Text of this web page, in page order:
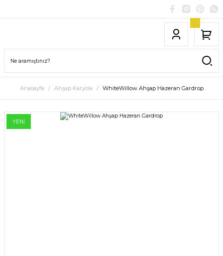
Anasayfa Ahşap Karyola WhiteWillow Ahşap Hazeran Gardrop
YENİ